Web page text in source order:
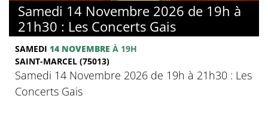
Samedi 14 Novembre 2026 de 19h à
21h30 : Les Concerts Gais
SAMEDI 14 NOVEMBRE À 19H
SAINT-MARCEL (75013)
Samedi 14 Novembre 2026 de 19h à 21h30 : Les
Concerts Gais